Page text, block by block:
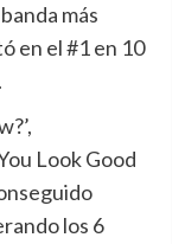
más
en el #1 en 10
Look Good
los 6